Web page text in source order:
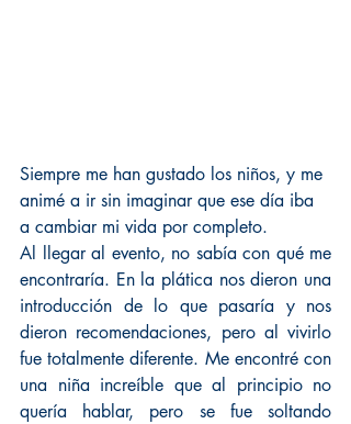
Siempre me han gustado los niños, y me
animé a ir sin imaginar que ese día iba
a cambiar mi vida por completo.
Al llegar al evento, no sabía con qué me
encontraría. En la plática nos dieron una
introducción de lo que pasaría y nos
dieron recomendaciones, pero al vivirlo
fue totalmente diferente. Me encontré con
una niña increíble que al principio no
quería hablar, pero se fue soltando